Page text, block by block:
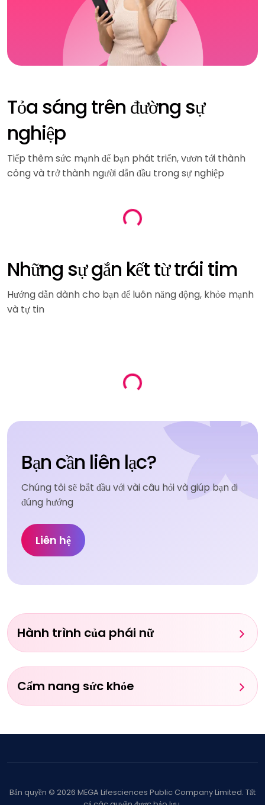
Tỏa sáng trên đường sự
nghiệp
Tiếp thêm sức mạnh để bạn phát triển, vươn tới thành
công và trở thành người dẫn đầu trong sự nghiệp
Loading...
Những sự gắn kết từ trái tim
Hướng dẫn dành cho bạn để luôn năng động, khỏe mạnh
và tự tin
Loading...
Bạn cần liên lạc?
Chúng tôi sẽ bắt đầu với vài câu hỏi và giúp bạn đi
đúng hướng
Liên hệ
Hành trình của phái nữ
Cẩm nang sức khỏe
Bản quyền © 2026 MEGA Lifesciences Public Company Limited. Tất